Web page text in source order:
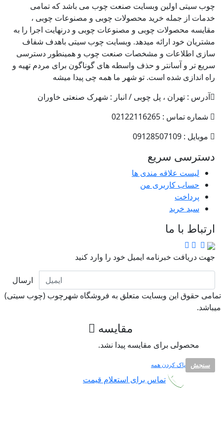
چوب سیتی اولین وبسایت صنعت چوب می باشد که تمامی
خدمات از جمله خرید محصولات چوبی و مصنوعات چوبی ،
مقایسه محصولات چوبی و مصنوعات چوبی و درنهایت اجرا را به
مشتریان خود ارائه میدهد. وبسایت چوب سیتی باهدف شفاف
سازی اطلاعات و مشخصات صنعت چوب و همینطور دسترسی
سریع تر و آسانتر و حذف واسطه های گوناگون برای مردم تهیه و
راه اندازی شده است. تو شهر ما همه چی پیدا میشه
آدرس : تهران ، پل چوبی / انبار : شهرک صنعتی خاوران
شماره تماس : 02122116265
موبایل : 09128507109
دسترسی سریع
لیست علاقه مندی ها
حساب کاربری من
پرداخت
سبد خرید
ارتباط با ما
جهت دریافت خبرنامه ایمیل خود را وارد کنید
ارسال
حقوق این وبسایت متعلق به فروشگاه شهرچوب (چوب سیتی)
مقایسه
محصولی برای مقایسه پیدا نشد.
پاک کردن همه سنجش
تماس برای استعلام قیمت